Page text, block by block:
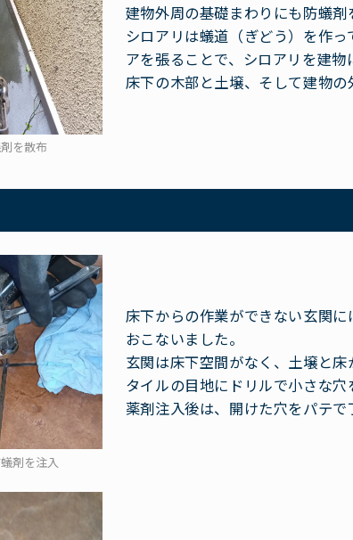
を散布
建物外周の基礎まわりにも防蟻剤
シロアリは蟻道（ぎどう）を作
アを張ることで、シロアリを建物
床下の木部と土壌、そして建物
剤を注入
床下からの作業ができない玄関
おこないました。
玄関は床下空間がなく、土壌と
タイルの目地にドリルで小さな穴
薬剤注入後は、開けた穴をパテ